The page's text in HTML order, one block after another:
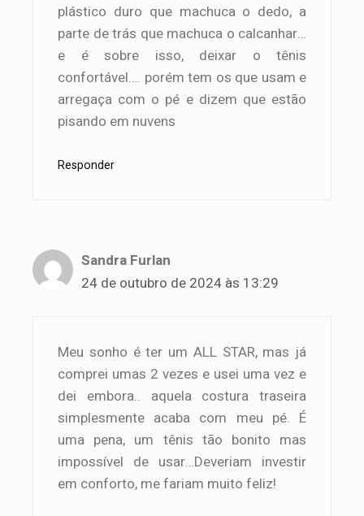
plástico duro que machuca o dedo, a
parte de trás que machuca o calcanhar…
e é sobre isso, deixar o tênis
confortável…. porém tem os que usam e
arregaça com o pé e dizem que estão
pisando em nuvens
Responder
Sandra Furlan
24 de outubro de 2024 às 13:29
Meu sonho é ter um ALL STAR, mas já
comprei umas 2 vezes e usei uma vez e
dei embora.. aquela costura traseira
simplesmente acaba com meu pé. É
uma pena, um tênis tão bonito mas
impossível de usar…Deveriam investir
em conforto, me fariam muito feliz!